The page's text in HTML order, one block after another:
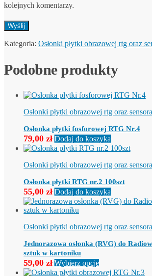
kolejnych komentarzy.
Kategoria: Osłonki płytki obrazowej rtg oraz
Podobne produkty
Osłonki płytki obrazowej rtg oraz
Osłonka płytki fosforowej RTG Nr.4
79,00 zł Dodaj do koszyka
Osłonki płytki obrazowej rtg oraz
Osłonka płytki RTG nr.2 100szt
55,00 zł Dodaj do koszyka
Osłonki płytki obrazowej rtg oraz
Jednorazowa osłonka (RVG) do
sztuk w kartoniku
59,00 zł Wybierz opcjeTen
produkt